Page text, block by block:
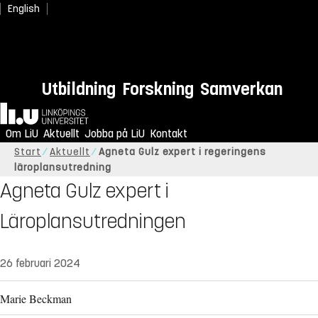
English
Utbildning Forskning Samverkan
Hem
Om LiU Aktuellt Jobba på LiU Kontakt
Start Aktuellt
Agneta Gulz expert i regeringens
läroplansutredning
Agneta Gulz expert i
Läroplansutredningen
26 februari 2024
Marie Beckman